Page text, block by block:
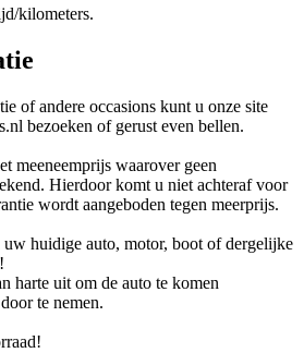
kilometers.
of andere occasions kunt u onze site
bezoeken of gerust even bellen.
meeneemprijs waarover geen
Hierdoor komt u niet achteraf voor
wordt aangeboden tegen meerprijs.
huidige auto, motor, boot of dergelijke
harte uit om de auto te komen
te nemen.